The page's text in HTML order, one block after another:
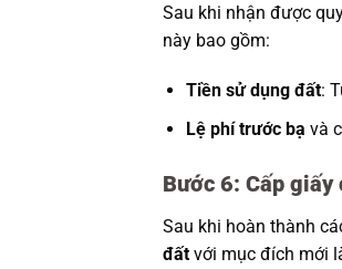
Sau khi nhận được
này bao gồm:
Tiền sử dụng đất:
Lệ phí trước bạ và
Bước 6: Cấp
Sau khi hoàn thành
đất với mục đích mới